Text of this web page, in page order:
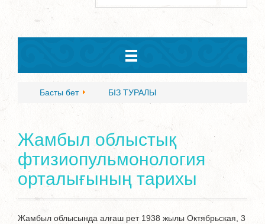
Басты бет БІЗ ТУРАЛЫ
Жамбыл облыстық
фтизиопульмонология
орталығының тарихы
Жамбыл облысында алғаш рет 1938 жылы Октябрьская, 3